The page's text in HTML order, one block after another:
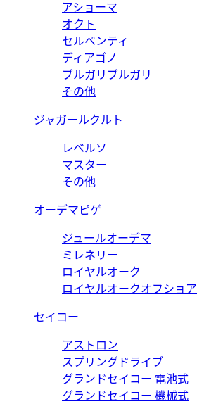
アショーマ
オクト
セルペンティ
ディアゴノ
ブルガリブルガリ
その他
ジャガールクルト
レベルソ
マスター
その他
オーデマピゲ
ジュールオーデマ
ミレネリー
ロイヤルオーク
ロイヤルオークオフショア
セイコー
アストロン
スプリングドライブ
グランドセイコー 電池式
グランドセイコー 機械式